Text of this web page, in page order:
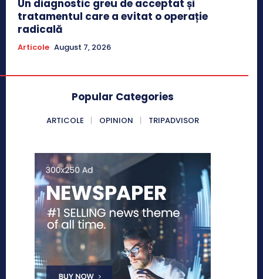
Un diagnostic greu de acceptat și
tratamentul care a evitat o operație
radicală
Articole August 7, 2026
Popular Categories
ARTICOLE OPINION TRIPADVISOR